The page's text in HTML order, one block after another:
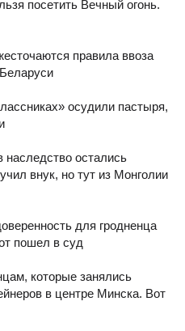
посетить Вечный огонь.
правила ввоза
осудили пастыря,
наследство остались
внук, но тут из Монголии
для гродненца
пошел в суд
которые занялись
в центре Минска. Вот